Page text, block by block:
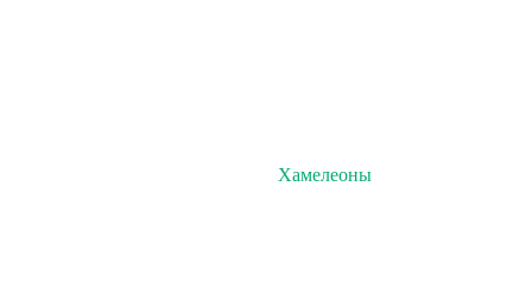
Хамелеоны